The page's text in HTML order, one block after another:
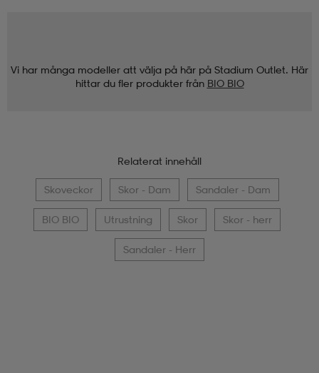
Vi har många modeller att välja på här på Stadium Outlet. Här
hittar du fler produkter från BIO BIO
Relaterat innehåll
Skoveckor Skor - Dam Sandaler - Dam
BIO BIO Utrustning Skor Skor - herr
Sandaler - Herr